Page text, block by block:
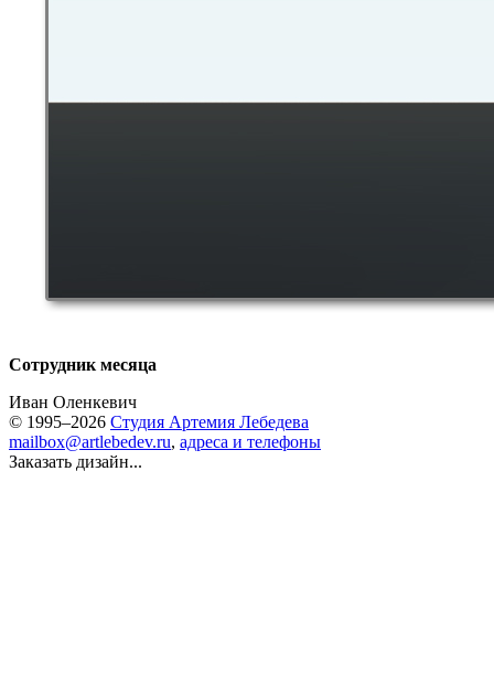
Сотрудник месяца
Иван Оленкевич
© 1995–2026 Студия Артемия Лебедева
mailbox@artlebedev.ru, адреса и телефоны
Заказать дизайн...